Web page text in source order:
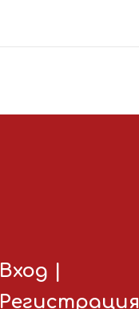
Вход |
Регистрация